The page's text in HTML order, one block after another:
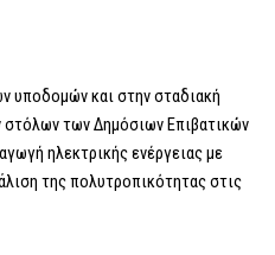
υποδομών και στην σταδιακή
των Δημόσιων Επιβατικών
ηλεκτρικής ενέργειας με
της πολυτροπικότητας στις